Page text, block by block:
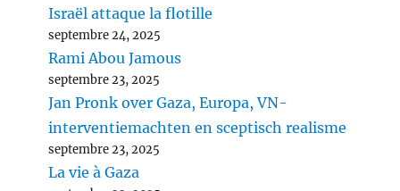
Israël attaque la flotille
septembre 24, 2025
Rami Abou Jamous
septembre 23, 2025
Jan Pronk over Gaza, Europa, VN-
interventiemachten en sceptisch realisme
septembre 23, 2025
La vie à Gaza